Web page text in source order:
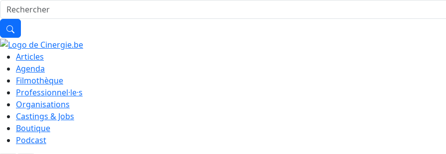
Articles
Agenda
Filmothèque
Professionnel·le·s
Organisations
Castings & Jobs
Boutique
Podcast